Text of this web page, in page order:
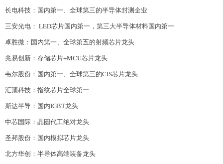
长电科技：国内第一、全球第三的半导体封测企业
三安光电： LED芯片国内第一，第三大半导体材料国内第一
卓胜微：国内第一、全球第五的射频芯片龙头
兆易创新：存储芯片+MCU芯片龙头
韦尔股份：国内第一、全球第三的CIS芯片龙头
汇顶科技：指纹芯片全球第一
斯达半导：国内IGBT龙头
中芯国际：晶圆代工绝对龙头
圣邦股份：国内模拟芯片龙头
北方华创：半导体高端装备龙头